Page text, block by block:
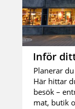
Inför
Planerar
Här hittar
besök –
mat, butik